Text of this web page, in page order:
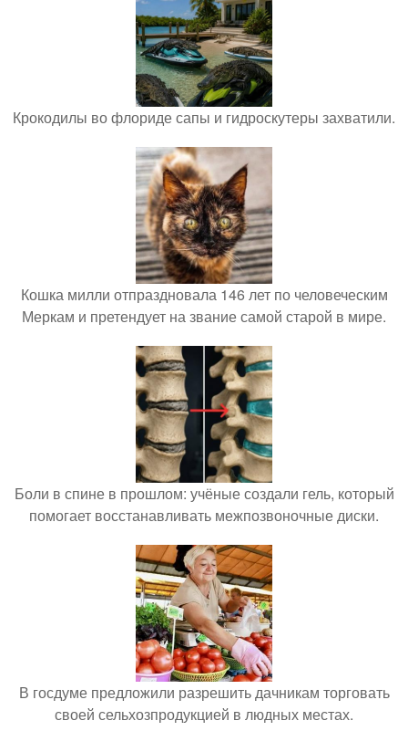
Крокодилы во флориде сапы и гидроскутеры захватили.
Кошка милли отпраздновала 146 лет по человеческим
Меркам и претендует на звание самой старой в мире.
Боли в спине в прошлом: учёные создали гель, который
помогает восстанавливать межпозвоночные диски.
В госдуме предложили разрешить дачникам торговать
своей сельхозпродукцией в людных местах.